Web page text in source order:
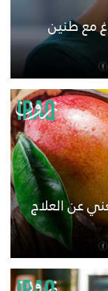
مع طنين
عن العلاج